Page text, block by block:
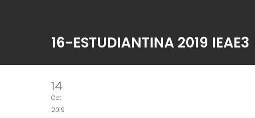
16-ESTUDIANTINA 2019 IEAE3
14
Oct
2019